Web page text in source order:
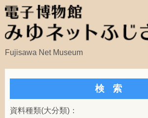
Fujisawa Net Museum
検 索
資料種類(大分類)：